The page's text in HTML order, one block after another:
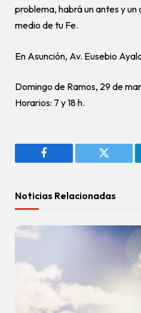
problema, habrá un antes y un
medio de tu Fe.
En Asunción, Av. Eusebio
Domingo de Ramos, 29 de
Horarios: 7 y 18 h.
Facebook Twitter
Noticias Relacionadas